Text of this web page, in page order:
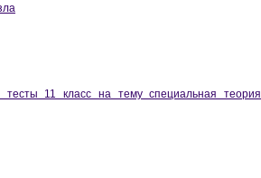
11 класс на тему специальная теория